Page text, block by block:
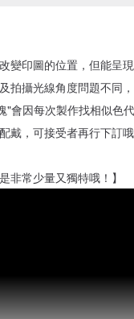
變印圖的位置，但能呈現
拍攝光線角度問題不同，
"會因每次製作找相似色
戴，可接受者再行下訂哦
非常少量又獨特哦！】